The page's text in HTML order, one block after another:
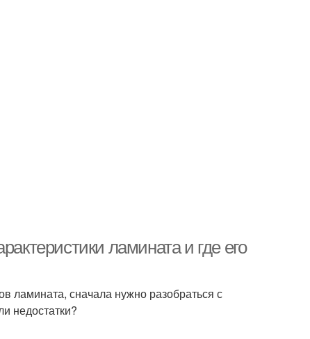
ламината и где его
ламината, сначала нужно разобраться с
недостатки?